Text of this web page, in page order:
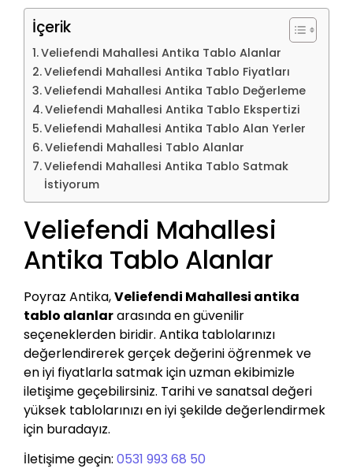
İçerik
Veliefendi Mahallesi Antika Tablo Alanlar
Veliefendi Mahallesi Antika Tablo Fiyatları
Veliefendi Mahallesi Antika Tablo Değerleme
Veliefendi Mahallesi Antika Tablo Ekspertizi
Veliefendi Mahallesi Antika Tablo Alan Yerler
Veliefendi Mahallesi Tablo Alanlar
Veliefendi Mahallesi Antika Tablo Satmak
İstiyorum
Veliefendi Mahallesi
Antika Tablo Alanlar
Poyraz Antika,Veliefendi Mahallesi antika
tablo alanlararasında en güvenilir
seçeneklerden biridir. Antika tablolarınızı
değerlendirerek gerçek değerini öğrenmek ve
en iyi fiyatlarla satmak için uzman ekibimizle
iletişime geçebilirsiniz. Tarihi ve sanatsal değeri
yüksek tablolarınızı en iyi şekilde değerlendirmek
için buradayız.
İletişime geçin: 0531 993 68 50